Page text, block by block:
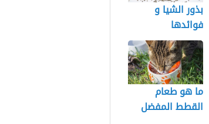
بذور الشيا و
فوائدها
ما هو طعام
القطط المفضل